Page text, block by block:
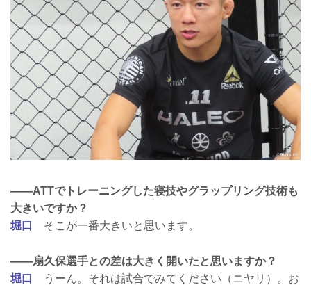
——ATTでトレーニングした寝技やグラップリング技術も
大きいですか？
堀口
そこが一番大きいと思います。
——扇久保選手との差は大きく開いたと思いますか？
堀口
うーん。それは試合でみてください（ニヤリ）。お